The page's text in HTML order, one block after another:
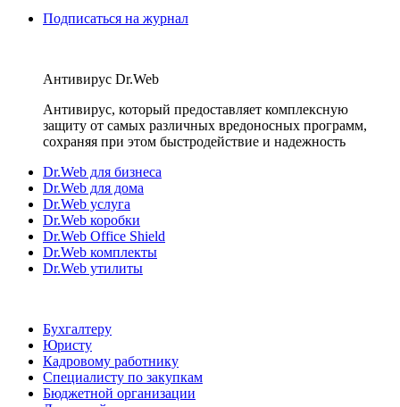
Подписаться на журнал
Антивирус Dr.Web
Антивирус, который предоставляет комплексную
защиту от самых различных вредоносных программ,
сохраняя при этом быстродействие и надежность
Dr.Web для бизнеса
Dr.Web для дома
Dr.Web услуга
Dr.Web коробки
Dr.Web Office Shield
Dr.Web комплекты
Dr.Web утилиты
Бухгалтеру
Юристу
Кадровому работнику
Специалисту по закупкам
Бюджетной организации